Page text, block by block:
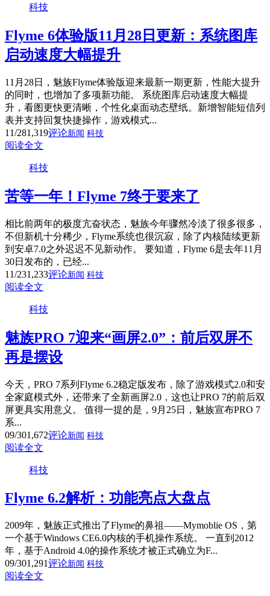
科技
Flyme 6体验版11月28日更新：系统图库
启动速度大幅提升
11月28日，魅族Flyme体验版迎来最新一期更新，性能大提升
的同时，也增加了多项新功能。 系统图库启动速度大幅提
升，看图更快更清晰，个性化桌面动态壁纸。新增智能短信列
表并支持回复快捷操作，游戏模式...
11/281,319评论新闻 科技
阅读全文
科技
苦等一年！Flyme 7终于要来了
相比前两年的极度亢奋状态，魅族今年骤然冷淡了很多很多，
不但新机十分稀少，Flyme系统也很沉寂，除了内核陆续更新
到安卓7.0之外迟迟不见新动作。 要知道，Flyme 6是去年11月
30日发布的，已经...
11/231,233评论新闻 科技
阅读全文
科技
魅族PRO 7迎来“画屏2.0”：前后双屏不
再是摆设
今天，PRO 7系列Flyme 6.2稳定版发布，除了游戏模式2.0和安
全家庭模式外，还带来了全新画屏2.0，这也让PRO 7的前后双
屏更具实用意义。 值得一提的是，9月25日，魅族宣布PRO 7
系...
09/301,672评论新闻 科技
阅读全文
科技
Flyme 6.2解析：功能亮点大盘点
2009年，魅族正式推出了Flyme的鼻祖——Mymoblie OS，第
一个基于Windows CE6.0内核的手机操作系统。 一直到2012
年，基于Android 4.0的操作系统才被正式确立为F...
09/301,291评论新闻 科技
阅读全文